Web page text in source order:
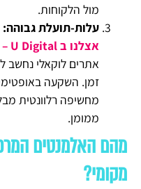
מול הלקוחות.
עלות-תועלת גבוהה:
אצלנו ב U Digital – משרד פרסום דיגיטלי
אתרים לוקאלי נחשב
זמן. השקעה
מחשיפה רלוונטית
ממומן.
מהם האלמנטים
מקומי?